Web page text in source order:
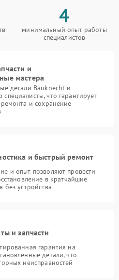
4
минимальный опыт работы
специалистов
и
мастера
детали Bauknecht и
что гарантирует
и сохранение
и быстрый ремонт
и опыт позволяют провести
в кратчайшие
устройства
и запчасти
гарантия на
детали, что
неисправностей